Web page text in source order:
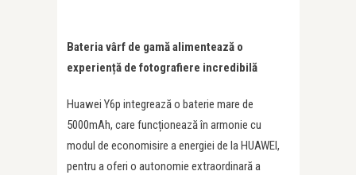
Bateria vârf de gamă alimentează o
experiență de fotografiere incredibilă
Huawei Y6p integrează o baterie mare de
5000mAh, care funcționează în armonie cu
modul de economisire a energiei de la HUAWEI,
pentru a oferi o autonomie extraordinară a